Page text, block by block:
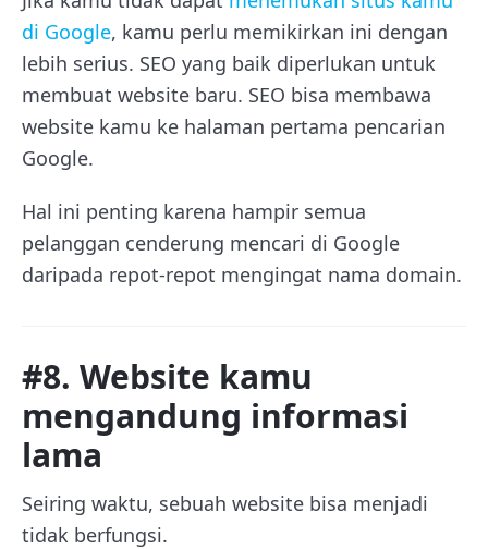
di Google, kamu perlu memikirkan ini dengan
lebih serius. SEO yang baik diperlukan untuk
membuat website baru. SEO bisa membawa
website kamu ke halaman pertama pencarian
Google.
Hal ini penting karena hampir semua
pelanggan cenderung mencari di Google
daripada repot-repot mengingat nama domain.
#8. Website kamu
mengandung informasi
lama
Seiring waktu, sebuah website bisa menjadi
tidak berfungsi.